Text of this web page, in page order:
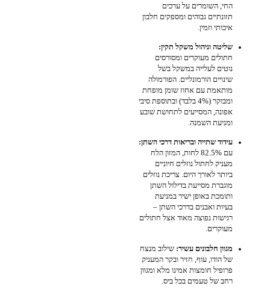
החי, השומרים על ערכים
תזונתיים גבוהים ומספקים חלבון
איכותי וזמין.
שליטה וניהול משקל תקין:
חתולים מעוקרים ומסורסים
נוטים לעלייה במשקל בשל
שינויים הורמונליים. הפורמולה
מותאמת עם אחוז שומן מופחת
ומבוקר (4% בלבד) ובתוספת סיבי
אפונה, המסייעים לתחושת שובע
ומניעת השמנה.
עידוד שתייה ובריאות דרכי השתן:
עם 82.5% לחות, המזון הלח
מעניק לחתול נוזלים חיוניים
ביותר לאורך היום. צריכת נוזלים
מוגברת מסייעת בדילול השתן
ותומכת באופן ישיר במניעת
בעיות ואבנים בדרכי השתן –
רגישות נפוצה מאוד אצל חתולים
מעוקרים.
מגוון חלבונים עשיר: שילוב מנצח
של הודו, עוף, חזיר ובקר המעניק
פרופיל חומצות אמינו מלא ומגוון
רחב של טעמים בכל ביס.